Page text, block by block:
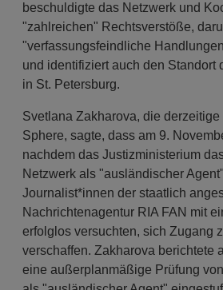
beschuldigte das Netzwerk und
"zahlreichen" Rechtsverstöße,
"verfassungsfeindliche
und identifiziert auch den Standort
in St. Petersburg.
Svetlana Zakharova, die
Sphere, sagte, dass am 9.
nachdem das Justizministerium
Netzwerk als "ausländischer
Journalist*innen der staatlich
Nachrichtenagentur RIA FAN mit
erfolglos versuchten, sich Zugang
verschaffen. Zakharova berichtete
eine außerplanmäßige Prüfung